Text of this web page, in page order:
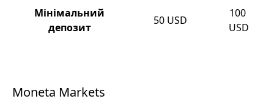
Мінімальний
депозит
50 USD
100
USD
Moneta Markets